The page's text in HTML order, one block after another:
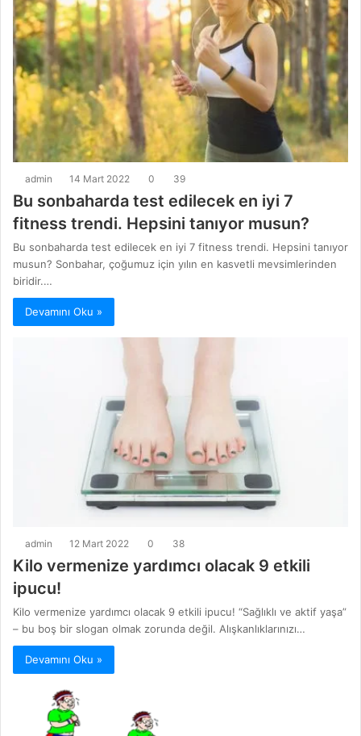
admin 14 Mart 2022 0 39
Bu sonbaharda test edilecek en iyi 7
fitness trendi. Hepsini tanıyor musun?
Bu sonbaharda test edilecek en iyi 7 fitness trendi. Hepsini tanıyor
musun? Sonbahar, çoğumuz için yılın en kasvetli mevsimlerinden
biridir.…
Devamını Oku »
admin 12 Mart 2022 0 38
Kilo vermenize yardımcı olacak 9 etkili
ipucu!
Kilo vermenize yardımcı olacak 9 etkili ipucu! “Sağlıklı ve aktif yaşa”
– bu boş bir slogan olmak zorunda değil. Alışkanlıklarınızı…
Devamını Oku »